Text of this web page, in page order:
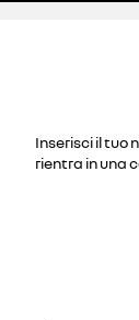
Inserisci il tuo
rientra in una